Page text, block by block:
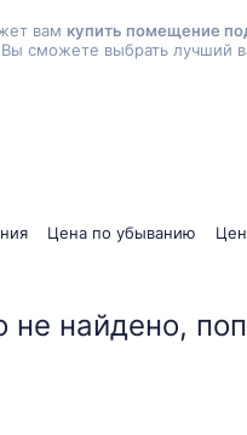
вам купить помещение
сможете выбрать лучший
Цена по убыванию
найдено,